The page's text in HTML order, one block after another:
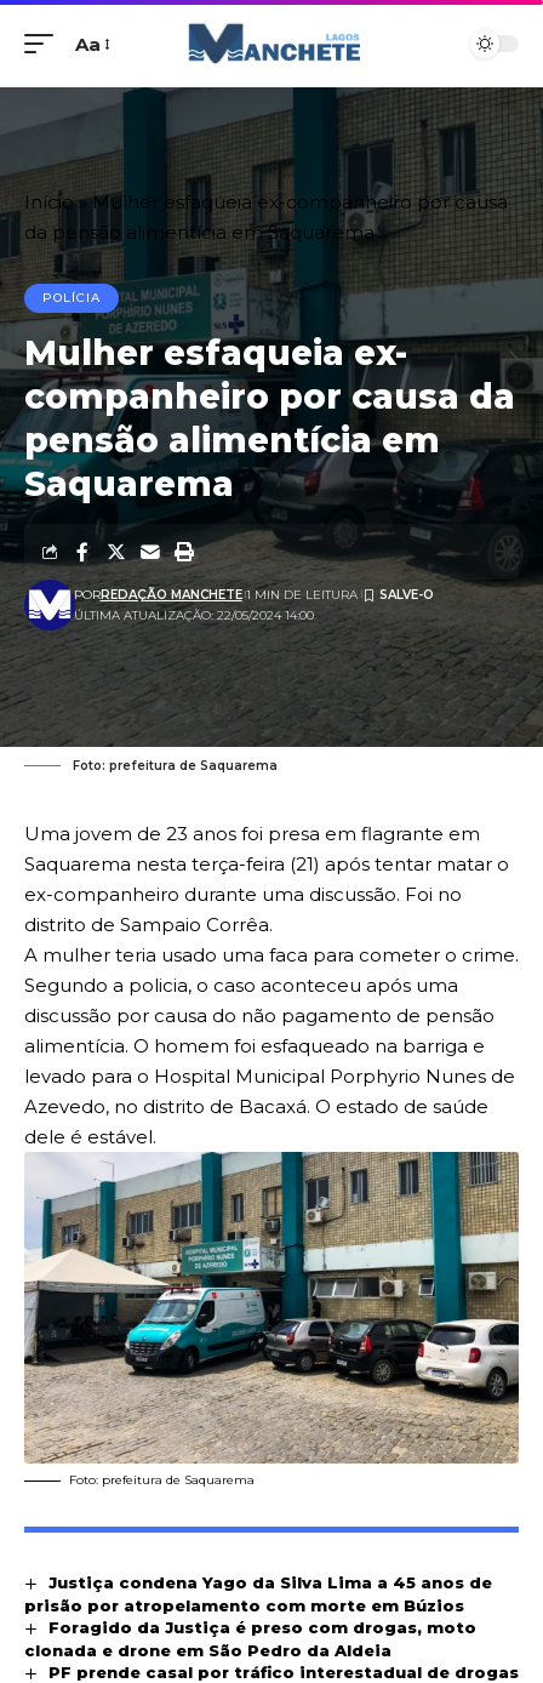
Aa
Início»Mulher esfaqueia ex-companheiro por causa
da pensão alimentícia em Saquarema
POLÍCIA
Mulher esfaqueia ex-
companheiro por causa da
pensão alimentícia em
Saquarema
ÚLTIMA ATUALIZAÇÃO: 22/05/2024 14:00
PORREDAÇÃO MANCHETE 1 MIN DE LEITURA
Foto: prefeitura de Saquarema
Uma jovem de 23 anos foi presa em flagrante em
Saquarema nesta terça-feira (21) após tentar matar o
ex-companheiro durante uma discussão. Foi no
distrito de Sampaio Corrêa.
A mulher teria usado uma faca para cometer o crime.
Segundo a policia, o caso aconteceu após uma
discussão por causa do não pagamento de pensão
alimentícia. O homem foi esfaqueado na barriga e
levado para o Hospital Municipal Porphyrio Nunes de
Azevedo, no distrito de Bacaxá. O estado de saúde
dele é estável.
Foto: prefeitura de Saquarema
Justiça condena Yago da Silva Lima a 45 anos de
prisão por atropelamento com morte em Búzios
Foragido da Justiça é preso com drogas, moto
clonada e drone em São Pedro da Aldeia
PF prende casal por tráfico interestadual de drogas